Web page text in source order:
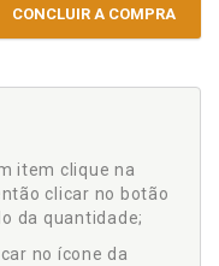
CONCLUIR A COMPRA
item clique na
clicar no botão
da quantidade;
no ícone da